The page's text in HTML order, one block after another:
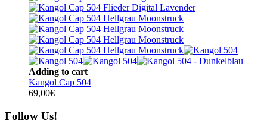
Adding to cart
Kangol Cap 504
69,00€
Follow Us!